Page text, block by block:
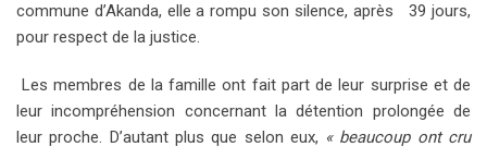
commune d’Akanda, elle a rompu son silence, après 39 jours,
pour respect de la justice.
Les membres de la famille ont fait part de leur surprise et de
leur incompréhension concernant la détention prolongée de
leur proche. D’autant plus que selon eux, « beaucoup ont cru